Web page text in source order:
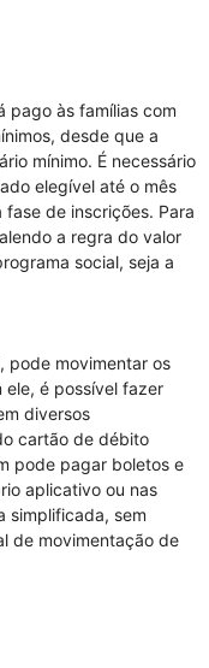
pago às famílias com
desde que a
mínimo. É necessário
elegível até o mês
de inscrições. Para
a regra do valor
social, seja a
pode movimentar os
ele, é possível fazer
diversos
cartão de débito
pode pagar boletos e
aplicativo ou nas
simplificada, sem
de movimentação de